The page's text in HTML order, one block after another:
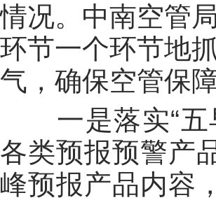
情况。中南空管
环节一个环节地
气，确保空管保障
一是落实“
各类预报预警产
峰预报产品内容